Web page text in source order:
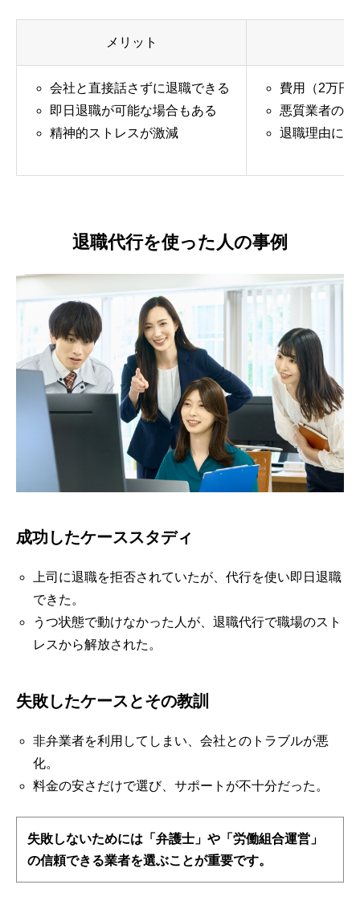
メリット
会社と直接話さずに退職できる
即日退職が可能な場合もある
精神的ストレスが激減
費用（2万円
悪質業者のリ
退職理由に
退職代行を使った人の事例
成功したケーススタディ
上司に退職を拒否されていたが、代行を使い即日退職
できた。
うつ状態で動けなかった人が、退職代行で職場のスト
レスから解放された。
失敗したケースとその教訓
非弁業者を利用してしまい、会社とのトラブルが悪
化。
料金の安さだけで選び、サポートが不十分だった。
失敗しないためには「弁護士」や「労働組合運営」
の信頼できる業者を選ぶことが重要です。